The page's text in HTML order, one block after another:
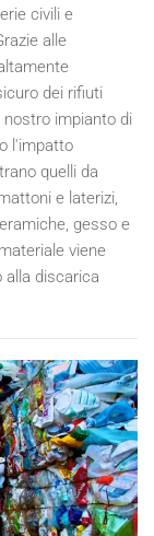
civili e
alle
dei rifiuti
nostro impianto di
l'impatto
quelli da
e laterizi,
gesso e
viene
alla discarica